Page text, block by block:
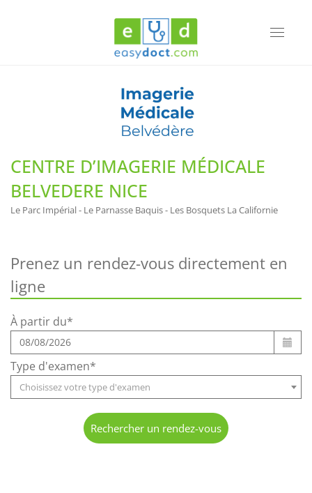
Toggle
CENTRE D’IMAGERIE MÉDICALE
BELVEDERE NICE
Le Parc Impérial - Le Parnasse Baquis - Les Bosquets La Californie
Prenez un rendez-vous directement en
ligne
À partir du*
Type d'examen*
Choisissez votre type d'examen
Rechercher un rendez-vous